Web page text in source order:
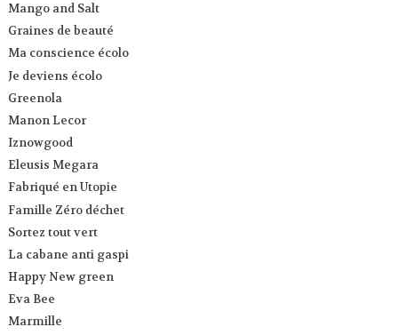
Mango and Salt
Graines de beauté
Ma conscience écolo
Je deviens écolo
Greenola
Manon Lecor
Iznowgood
Eleusis Megara
Fabriqué en Utopie
Famille Zéro déchet
Sortez tout vert
La cabane anti gaspi
Happy New green
Eva Bee
Marmille